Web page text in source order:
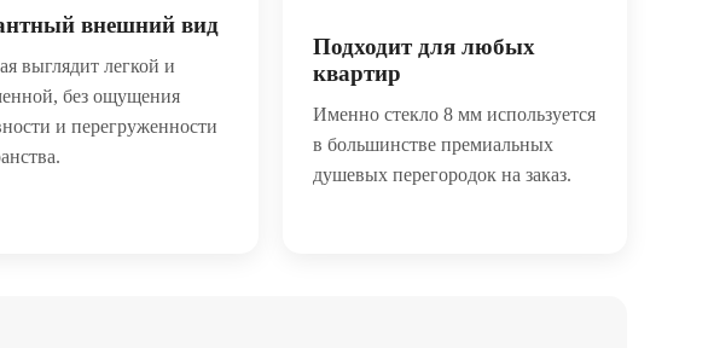
внешний вид
выглядит легкой и
без ощущения
и перегруженности
Подходит для любых
квартир
Именно стекло 8 мм используется
в большинстве премиальных
душевых перегородок на заказ.